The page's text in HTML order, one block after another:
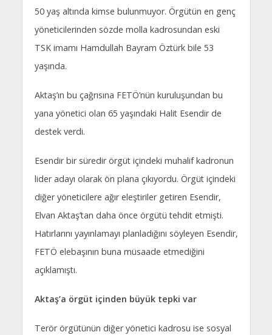
50 yaş altında kimse bulunmuyor. Örgütün en genç
yöneticilerinden sözde molla kadrosundan eski
TSK imamı Hamdullah Bayram Öztürk bile 53
yaşında.
Aktaş’ın bu çağrısına FETÖ’nün kuruluşundan bu
yana yönetici olan 65 yaşındaki Halit Esendir de
destek verdi.
Esendir bir süredir örgüt içindeki muhalif kadronun
lider adayı olarak ön plana çıkıyordu. Örgüt içindeki
diğer yöneticilere ağır eleştiriler getiren Esendir,
Elvan Aktaş’tan daha önce örgütü tehdit etmişti.
Hatırlarını yayınlamayı planladığını söyleyen Esendir,
FETÖ elebaşının buna müsaade etmediğini
açıklamıştı.
Aktaş’a örgüt içinden büyük tepki var
Terör örgütünün diğer yönetici kadrosu ise sosyal